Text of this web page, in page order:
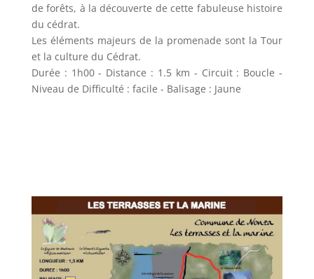
de forêts, à la découverte de cette fabuleuse histoire
du cédrat.
Les éléments majeurs de la promenade sont la Tour
et la culture du Cédrat.
Durée : 1h00 - Distance : 1.5 km - Circuit : Boucle -
Niveau de Difficulté : facile - Balisage : Jaune